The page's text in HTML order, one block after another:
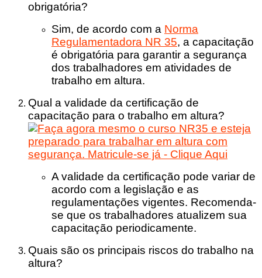
obrigatória?
Sim, de acordo com a Norma
Regulamentadora NR 35, a capacitação
é obrigatória para garantir a segurança
dos trabalhadores em atividades de
trabalho em altura.
Qual a validade da certificação de
capacitação para o trabalho em altura?
A validade da certificação pode variar de
acordo com a legislação e as
regulamentações vigentes. Recomenda-
se que os trabalhadores atualizem sua
capacitação periodicamente.
Quais são os principais riscos do trabalho na
altura?